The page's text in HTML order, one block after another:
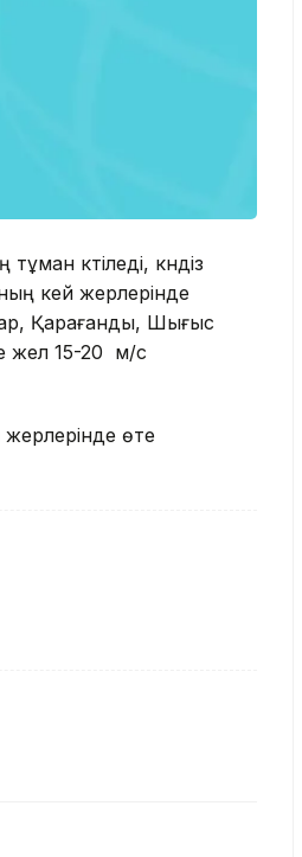
күтіледі, күндіз
кей жерлерінде
Қарағанды, Шығыс
жел 15-20 м/с
өте